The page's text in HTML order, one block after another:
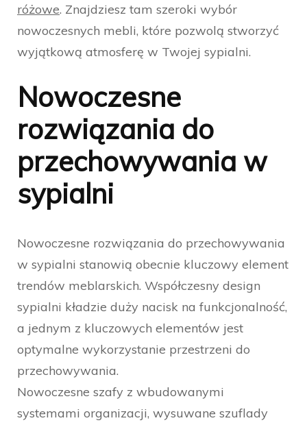
różowe. Znajdziesz tam szeroki wybór
nowoczesnych mebli, które pozwolą stworzyć
wyjątkową atmosferę w Twojej sypialni.
Nowoczesne
rozwiązania do
przechowywania w
sypialni
Nowoczesne rozwiązania do przechowywania
w sypialni stanowią obecnie kluczowy element
trendów meblarskich. Współczesny design
sypialni kładzie duży nacisk na funkcjonalność,
a jednym z kluczowych elementów jest
optymalne wykorzystanie przestrzeni do
przechowywania.
Nowoczesne szafy z wbudowanymi
systemami organizacji, wysuwane szuflady